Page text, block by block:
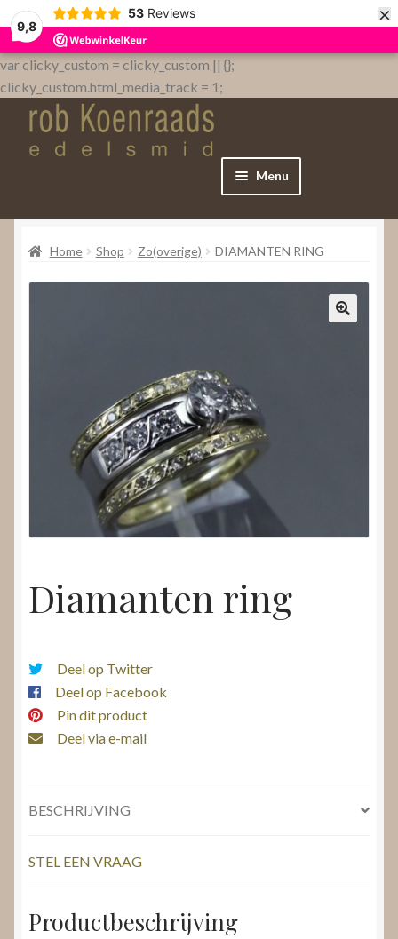
9,8
53 Reviews ×
var clicky_custom = clicky_custom || {};
clicky_custom.html_media_track = 1;
Menu
Home
Video’s
Home Shop Zo(overige) DIAMANTEN RING
Diamanten ring
Deel op Twitter
Deel op Facebook
Pin dit product
Deel via e-mail
BESCHRIJVING
STEL EEN VRAAG
Productbeschrijving